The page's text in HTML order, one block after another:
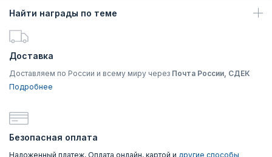
Найти награды по теме
Доставка
Доставляем по России и всему миру через Почта России, СДЕК
Подробнее
Безопасная оплата
Наложенный платеж, Оплата онлайн, картой и другие способы